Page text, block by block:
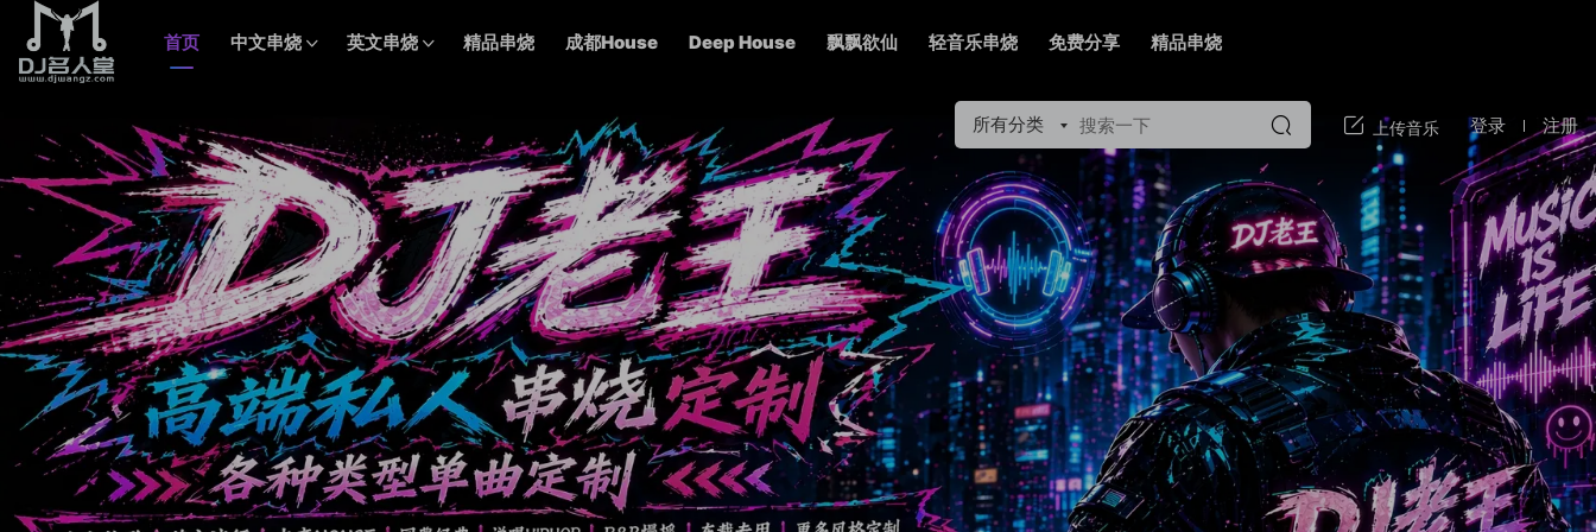
首页 中文串烧 英文串烧 精品串烧 成都House Deep House 飘飘欲仙 轻音乐串烧 免费分享 精品串烧
所有分类 登录 注册